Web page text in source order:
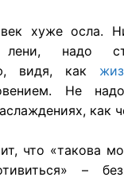
хуже осла.
лени, надо
видя, как
Не
как
что «такова
–